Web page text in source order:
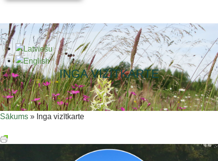
INGA VIZĪTKARTE
Sākums » Inga vizītkarte